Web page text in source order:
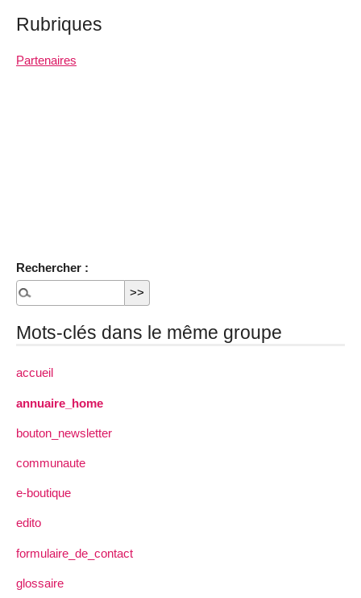
Rubriques
Partenaires
Rechercher :
Mots-clés dans le même groupe
accueil
annuaire_home
bouton_newsletter
communaute
e-boutique
edito
formulaire_de_contact
glossaire